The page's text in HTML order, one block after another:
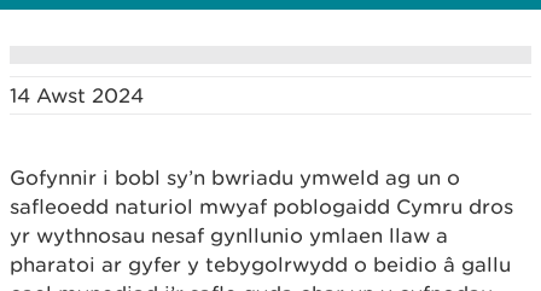
14 Awst 2024
Gofynnir i bobl sy’n bwriadu ymweld ag un o
safleoedd naturiol mwyaf poblogaidd Cymru dros
yr wythnosau nesaf gynllunio ymlaen llaw a
pharatoi ar gyfer y tebygolrwydd o beidio â gallu